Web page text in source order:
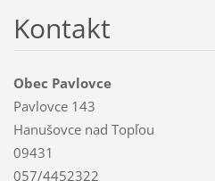
Kontakt
Obec Pavlovce
Pavlovce 143
Hanušovce nad Topľou
09431
057/4452322